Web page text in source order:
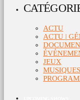
ACTU
ACTU |
JEUX
MUSIQUES